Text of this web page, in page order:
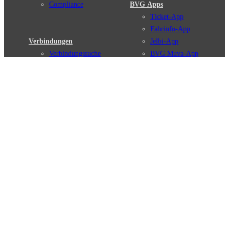
Compliance
Verbindungen
Verbindungssuche
BVG Apps
Ticket-App
Fahrinfo-App
Jelbi-App
BVG Muva-App